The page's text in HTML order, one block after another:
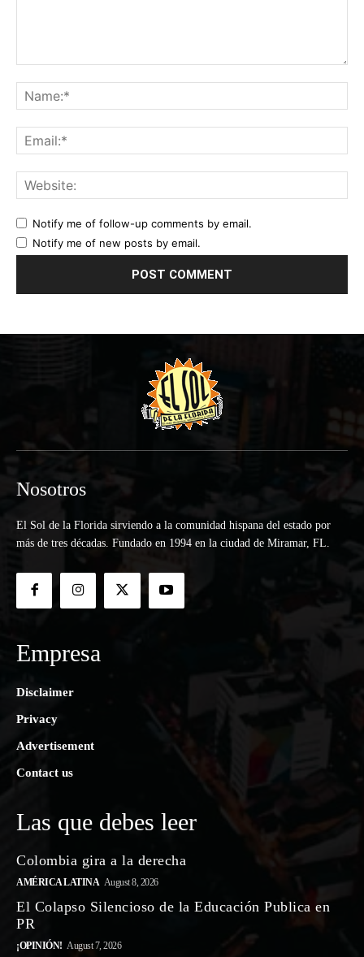
Notify me of follow-up comments by email.
Notify me of new posts by email.
Nosotros
El Sol de la Florida sirviendo a la comunidad hispana del estado por
más de tres décadas. Fundado en 1994 en la ciudad de Miramar, FL.
Empresa
Disclaimer
Privacy
Advertisement
Contact us
Las que debes leer
Colombia gira a la derecha
AMÉRICA LATINA August 8, 2026
El Colapso Silencioso de la Educación Publica en
PR
¡OPINIÓN! August 7, 2026